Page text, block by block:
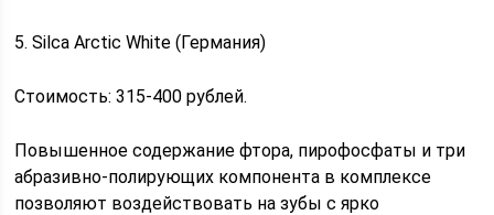
5. Silca Arctic White (Германия)
Стоимость: 315-400 рублей.
Повышенное содержание фтора, пирофосфаты и три
абразивно-полирующих компонента в комплексе
позволяют воздействовать на зубы с ярко